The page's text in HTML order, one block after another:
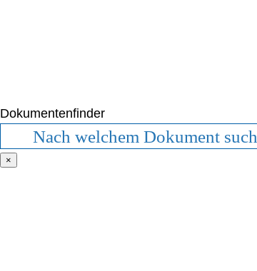
Dokumentenfinder
×